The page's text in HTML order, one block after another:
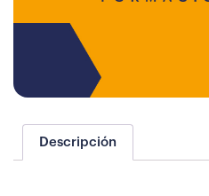
Descripción